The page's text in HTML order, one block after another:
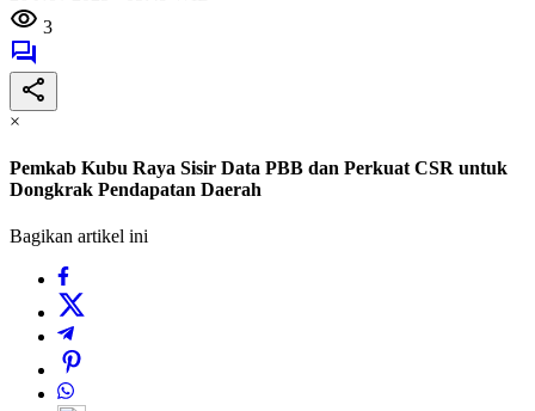
3
×
Pemkab Kubu Raya Sisir Data PBB dan Perkuat CSR untuk
Dongkrak Pendapatan Daerah
Bagikan artikel ini